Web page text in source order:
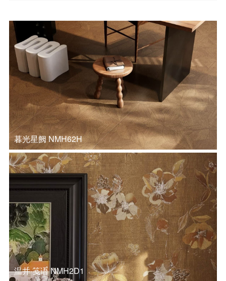
暮光星阙 NMH62H
温井·笺语 NMH2D1